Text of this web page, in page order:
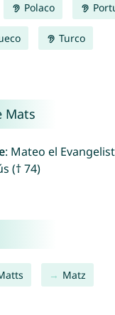
Polaco
Turco
Mats
: Mateo el
(† 74)
Matz